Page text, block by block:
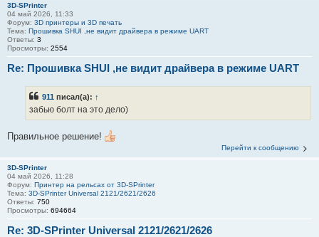
3D-SPrinter
04 май 2026, 11:33
Форум: 3D принтеры и 3D печать
Тема: Прошивка SHUI ,не видит драйвера в режиме UART
Ответы: 3
Просмотры: 2554
Re: Прошивка SHUI ,не видит драйвера в режиме UART
911 писал(а): ↑
забью болт на это дело)
Правильное решение!
Перейти к сообщению
3D-SPrinter
04 май 2026, 11:28
Форум: Принтер на рельсах от 3D-SPrinter
Тема: 3D-SPrinter Universal 2121/2621/2626
Ответы: 750
Просмотры: 694664
Re: 3D-SPrinter Universal 2121/2621/2626